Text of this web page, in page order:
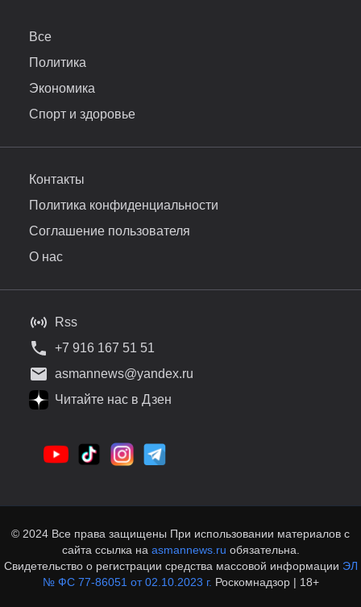
Все
Политика
Экономика
Спорт и здоровье
Контакты
Политика конфиденциальности
Соглашение пользователя
О нас
Rss
+7 916 167 51 51
asmannews@yandex.ru
Читайте нас в Дзен
© 2024 Все права защищены При использовании материалов с
сайта ссылка на asmannews.ru обязательна.
Свидетельство о регистрации средства массовой информации ЭЛ
№ ФС 77-86051 от 02.10.2023 г. Роскомнадзор | 18+